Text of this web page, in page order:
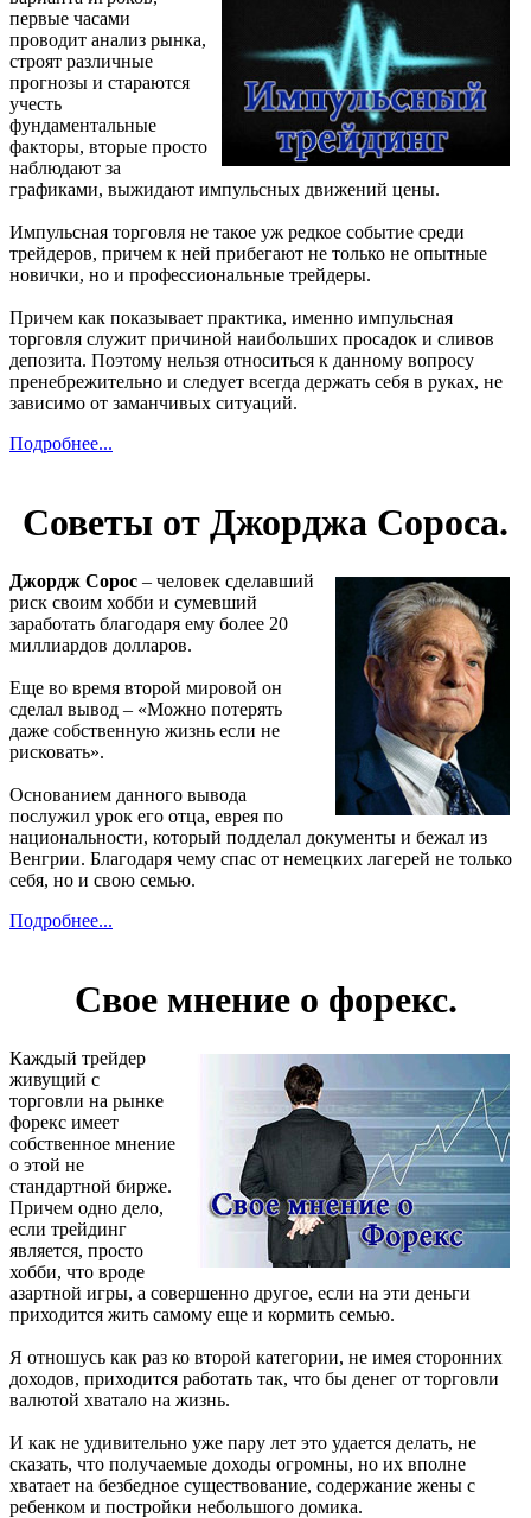
первые часами
проводит анализ рынка,
строят различные
прогнозы и стараются
учесть
фундаментальные
факторы, вторые просто
наблюдают за
графиками, выжидают импульсных движений цены.
Импульсная торговля не такое уж редкое событие среди
трейдеров, причем к ней прибегают не только не опытные
новички, но и профессиональные трейдеры.
Причем как показывает практика, именно импульсная
торговля служит причиной наибольших просадок и сливов
депозита. Поэтому нельзя относиться к данному вопросу
пренебрежительно и следует всегда держать себя в руках, не
зависимо от заманчивых ситуаций.
Подробнее...
Советы от Джорджа Сороса.
Джордж Сорос – человек сделавший
риск своим хобби и сумевший
заработать благодаря ему более 20
миллиардов долларов.
Еще во время второй мировой он
сделал вывод – «Можно потерять
даже собственную жизнь если не
рисковать».
Основанием данного вывода
послужил урок его отца, еврея по
национальности, который подделал документы и бежал из
Венгрии. Благодаря чему спас от немецких лагерей не только
себя, но и свою семью.
Подробнее...
Свое мнение о форекс.
Каждый трейдер
живущий с
торговли на рынке
форекс имеет
собственное мнение
о этой не
стандартной бирже.
Причем одно дело,
если трейдинг
является, просто
хобби, что вроде
азартной игры, а совершенно другое, если на эти деньги
приходится жить самому еще и кормить семью.
Я отношусь как раз ко второй категории, не имея сторонних
доходов, приходится работать так, что бы денег от торговли
валютой хватало на жизнь.
И как не удивительно уже пару лет это удается делать, не
сказать, что получаемые доходы огромны, но их вполне
хватает на безбедное существование, содержание жены с
ребенком и постройки небольшого домика.